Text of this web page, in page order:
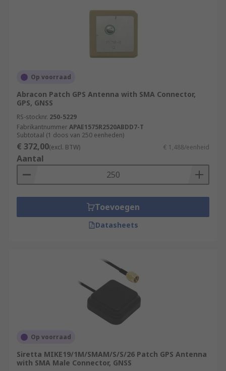
Op voorraad
Abracon Patch GPS Antenna with SMA Connector,
GPS, GNSS
RS-stocknr. 250-5229
FabrikantnummerAPAE1575R2520ABDD7-T
Subtotaal (1 doos van 250 eenheden)
€ 372,00(excl. BTW) € 1,488/eenheid
Aantal
Toevoegen
Datasheets
Op voorraad
Siretta MIKE19/1M/SMAM/S/S/26 Patch GPS Antenna
with SMA Male Connector, GNSS